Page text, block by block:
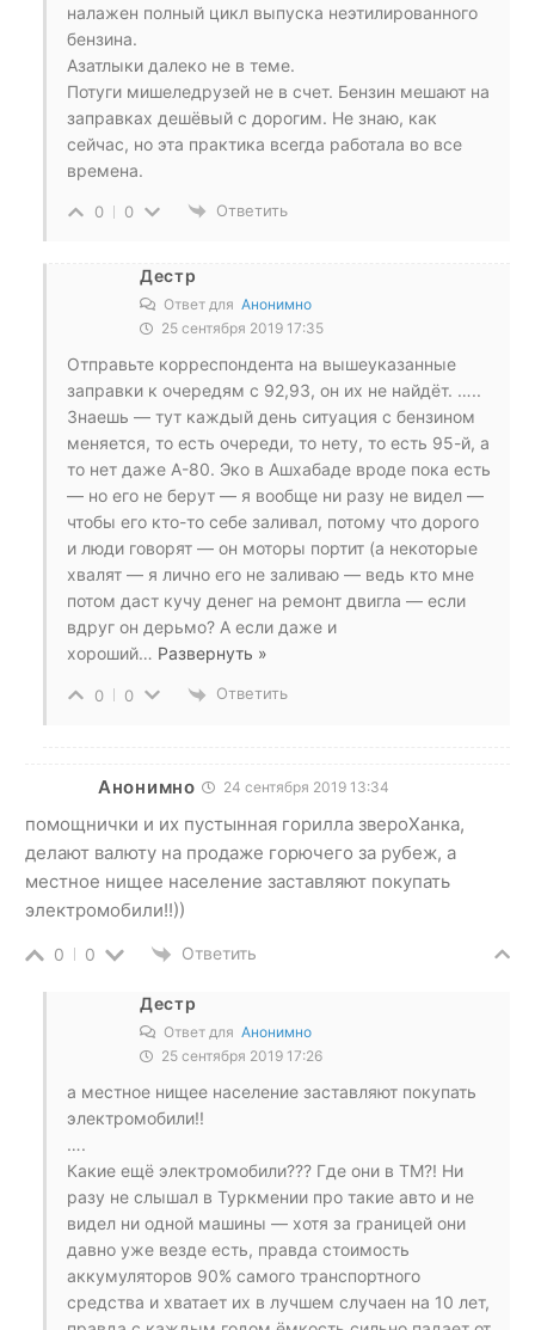
налажен полный цикл выпуска неэтилированного
бензина.
Азатлыки далеко не в теме.
Потуги мишеледрузей не в счет. Бензин мешают на
заправках дешёвый с дорогим. Не знаю, как
сейчас, но эта практика всегда работала во все
времена.
0 0 Ответить
Дестр
Ответ для Анонимно
25 сентября 2019 17:35
Отправьте корреспондента на вышеуказанные
заправки к очередям с 92,93, он их не найдёт. …..
Знаешь — тут каждый день ситуация с бензином
меняется, то есть очереди, то нету, то есть 95-й, а
то нет даже А-80. Эко в Ашхабаде вроде пока есть
— но его не берут — я вообще ни разу не видел —
чтобы его кто-то себе заливал, потому что дорого
и люди говорят — он моторы портит (а некоторые
хвалят — я лично его не заливаю — ведь кто мне
потом даст кучу денег на ремонт двигла — если
вдруг он дерьмо? А если даже и
хороший… Развернуть »
0 0 Ответить
Анонимно 24 сентября 2019 13:34
помощнички и их пустынная горилла звероХанка,
делают валюту на продаже горючего за рубеж, а
местное нищее население заставляют покупать
электромобили!!))
0 0 Ответить
Дестр
Ответ для Анонимно
25 сентября 2019 17:26
а местное нищее население заставляют покупать
электромобили!!
….
Какие ещё электромобили??? Где они в ТМ?! Ни
разу не слышал в Туркмении про такие авто и не
видел ни одной машины — хотя за границей они
давно уже везде есть, правда стоимость
аккумуляторов 90% самого транспортного
средства и хватает их в лучшем случаен на 10 лет,